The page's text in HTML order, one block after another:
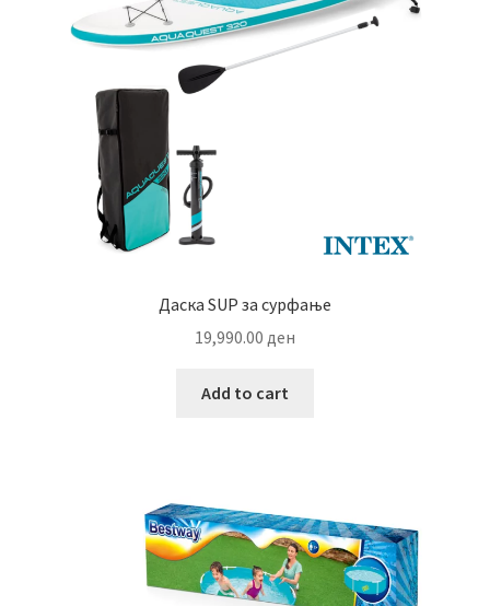
Даска SUP за сурфање
19,990.00 ден
Add to cart